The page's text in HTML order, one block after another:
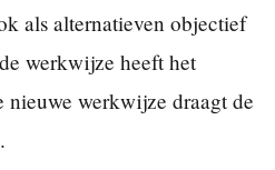
als alternatieven objectief
werkwijze heeft het
nieuwe werkwijze draagt de